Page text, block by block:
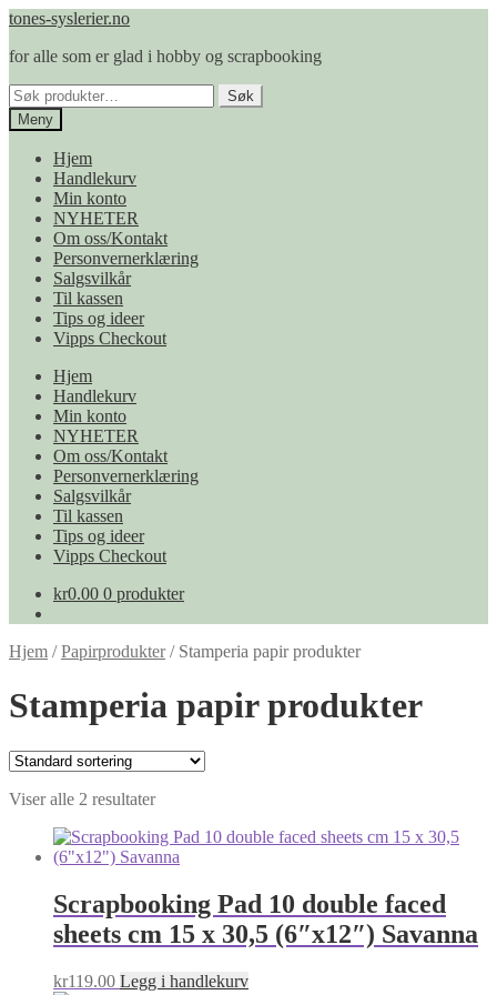
Hopp
navigasjon
Hopp
innhold
tones-syslerier.no
for alle som er glad i hobby og scrapbooking
Søk
etter:
Søk
Meny
Hjem
Handlekurv
Min konto
NYHETER
Om oss/Kontakt
Personvernerklæring
Salgsvilkår
Til kassen
Tips og ideer
Vipps Checkout
Hjem
Handlekurv
Min konto
NYHETER
Om oss/Kontakt
Personvernerklæring
Salgsvilkår
Til kassen
Tips og ideer
Vipps Checkout
kr0.00 0 produkter
Hjem /Papirprodukter/ Stamperia papir produkter
Stamperia papir produkter
Viser alle 2 resultater
Scrapbooking Pad 10 double faced
sheets cm 15 x 30,5 (6″x12″) Savanna
kr119.00 Legg i handlekurv